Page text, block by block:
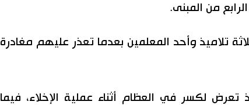
من المبنى.
تلاميذ وأحد المعلمين بعدما تعذر عليهم مغادرة
تعرض لكسر في العظام أثناء عملية الإخلاء، فيما